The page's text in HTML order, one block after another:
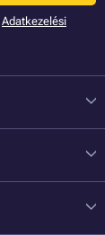
Adatkezelési